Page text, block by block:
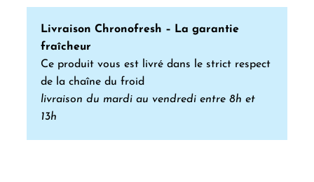
de
canard
entier
Livraison Chronofresh – La garantie
fraîcheur
Ce produit vous est livré dans le strict respect
de la chaîne du froid
livraison du mardi au vendredi entre 8h et
13h